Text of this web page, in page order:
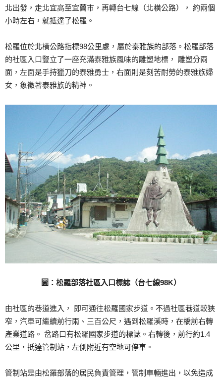
北出發，走北宜高至宜蘭市，再轉台七線（北橫公路）， 約兩個
小時左右，就抵達了松羅。
松羅位於北橫公路指標98公里處，屬於泰雅族的部落。松羅部落
的社區入口豎立了一座充滿泰雅族風味的雕塑地標， 雕塑分兩
面，左面是手持獵刀的泰雅勇士，右面則是刻苦耐勞的泰雅族婦
女，象徵著泰雅族的精神。
圖：松羅部落社區入口標誌（台七線98K）
由社區的巷道進入， 即可通往松羅國家步道。不過社區巷道較狹
窄，汽車可繼續前行兩、三百公尺，遇到松羅溪時，在橋前右轉
產業道路。 岔路口有松羅國家步道的標誌。右轉後，前行約1.4
公里，抵達管制站，左側附近有空地可停車。
管制站是由松羅部落的居民負責管理，管制車輛進出，以免造成